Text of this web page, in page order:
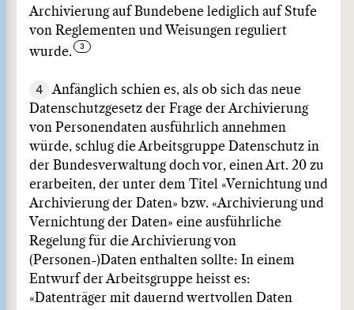
Archivierung auf Bundebene lediglich auf Stufe
von Reglementen und Weisungen reguliert
wurde.
4
Anfänglich schien es, als ob sich das neue
Datenschutzgesetz der Frage der Archivierung
von Personendaten ausführlich annehmen
würde, schlug die Arbeitsgruppe Datenschutz in
der Bundesverwaltung doch vor, einen Art. 20 zu
erarbeiten, der unter dem Titel «Vernichtung und
Archivierung der Daten» bzw. «Archivierung und
Vernichtung der Daten» eine ausführliche
Regelung für die Archivierung von
(Personen-)Daten enthalten sollte: In einem
Entwurf der Arbeitsgruppe heisst es:
«Datenträger mit dauernd wertvollen Daten